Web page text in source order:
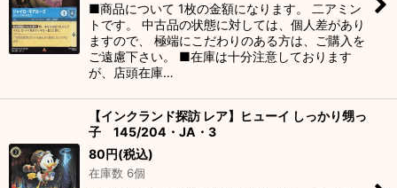
■商品について 1枚の金額になります。 二アミン
トです。 中古品の状態に対しては、個人差があり
ますので、 極端にこだわりのある方は、ご購入を
ご遠慮下さい。 ■在庫は十分注意しております
が、店頭在庫…
【インクランド探訪 レア】ヒューイ しっかり甥っ
子 145/204・JA・3
80円(税込)
在庫数 6個